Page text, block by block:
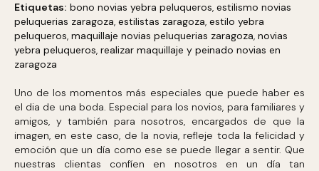
Etiquetas: bono novias yebra peluqueros, estilismo novias
peluquerias zaragoza, estilistas zaragoza, estilo yebra
peluqueros, maquillaje novias peluquerias zaragoza, novias
yebra peluqueros, realizar maquillaje y peinado novias en
zaragoza
Uno de los momentos más especiales que puede haber es
el dia de una boda. Especial para los novios, para familiares y
amigos, y también para nosotros, encargados de que la
imagen, en este caso, de la novia, refleje toda la felicidad y
emoción que un día como ese se puede llegar a sentir. Que
nuestras clientas confíen en nosotros en un día tan